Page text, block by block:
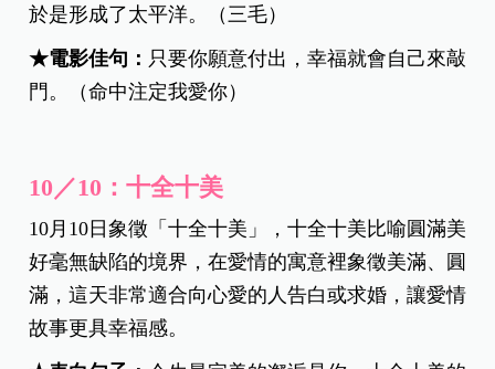
於是形成了太平洋。（三毛）
★電影佳句： 只要你願意付出，幸福就會自己來敲
門。（命中注定我愛你）
10／10：十全十美
10月10日象徵「十全十美」，十全十美比喻圓滿美
好毫無缺陷的境界，在愛情的寓意裡象徵美滿、圓
滿，這天非常適合向心愛的人告白或求婚，讓愛情
故事更具幸福感。